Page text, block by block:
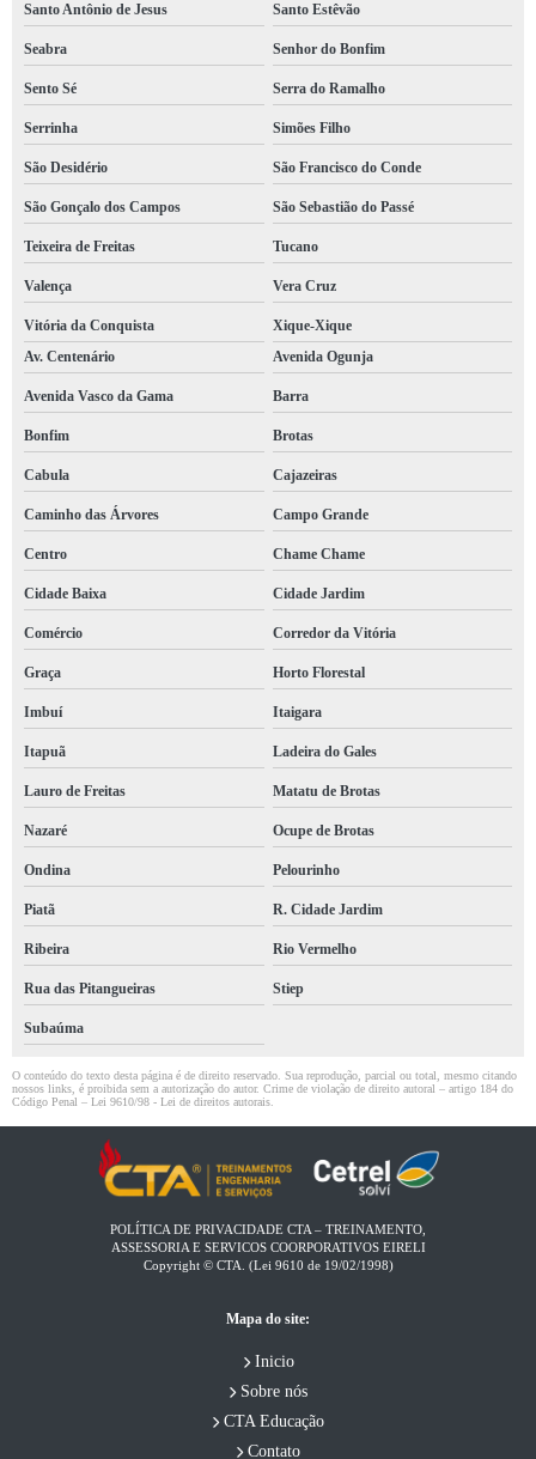
Santo Antônio de Jesus Santo Estêvão
Seabra Senhor do Bonfim
Sento Sé Serra do Ramalho
Serrinha Simões Filho
São Desidério São Francisco do Conde
São Gonçalo dos Campos São Sebastião do Passé
Teixeira de Freitas Tucano
Valença Vera Cruz
Vitória da Conquista
Xique-Xique
Av. Centenário
Avenida Ogunja
Avenida Vasco da Gama Barra
Bonfim Brotas
Cabula Cajazeiras
Caminho das Árvores Campo Grande
Centro Chame Chame
Cidade Baixa Cidade Jardim
Comércio Corredor da Vitória
Graça Horto Florestal
Imbuí Itaigara
Itapuã Ladeira do Gales
Lauro de Freitas Matatu de Brotas
Nazaré Ocupe de Brotas
Ondina Pelourinho
Piatã R. Cidade Jardim
Ribeira Rio Vermelho
Rua das Pitangueiras Stiep
Subaúma
O conteúdo do texto desta página é de direito reservado. Sua reprodução, parcial ou total, mesmo citando
nossos links, é proibida sem a autorização do autor. Crime de violação de direito autoral – artigo 184 do
Código Penal – Lei 9610/98 - Lei de direitos autorais
POLÍTICA DE PRIVACIDADE CTA – TREINAMENTO,
ASSESSORIA E SERVICOS COORPORATIVOS EIRELI​
Copyright © CTA. (Lei 9610 de 19/02/1998)
Mapa do site:
Inicio
Sobre nós
CTA Educação
Contato